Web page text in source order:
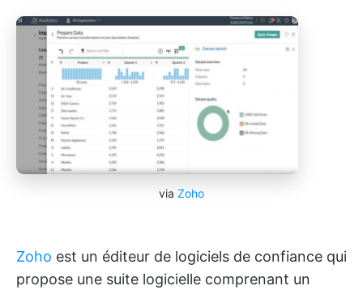
via Zoho
Zoho est un éditeur de logiciels de confiance qui
propose une suite logicielle comprenant un